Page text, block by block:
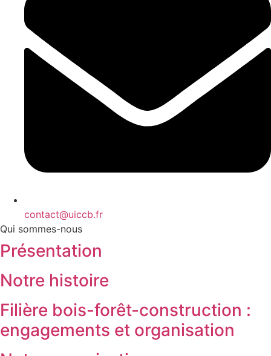
contact@uiccb.fr
Qui sommes-nous
Présentation
Notre histoire
Filière bois-forêt-construction :
engagements et organisation